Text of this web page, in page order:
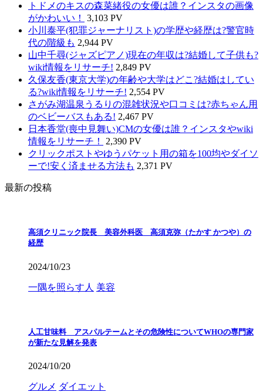
トドメのキスの森菜緒役の女優は誰？インスタの画像
がかわいい！
3,103 PV
小川泰平(犯罪ジャーナリスト)の学歴や経歴は?警官時
代の階級も 2,944 PV
山中千尋(ジャズピアノ)現在の年収は?結婚して子供も?
wiki情報をリサーチ! 2,849 PV
久保友香(東京大学)の年齢や大学はどこ?結婚はしてい
る?wiki情報をリサーチ! 2,554 PV
さがみ湖温泉うるりの混雑状況や口コミは?赤ちゃん用
のベビーバスもある! 2,467 PV
日本香堂(喪中見舞い)CMの女優は誰？インスタやwiki
情報をリサーチ！
2,390 PV
クリックポストやゆうパケット用の箱を100均やダイソ
ーで!安く済ませる方法も 2,371 PV
最新の投稿
高須クリニック院長 美容外科医 高須克弥（たかす かつや）の
経歴
2024/10/23
一隅を照らす人 美容
人工甘味料 アスパルテームとその危険性についてWHOの専門家
が新たな見解を発表
2024/10/20
グルメ ダイエット